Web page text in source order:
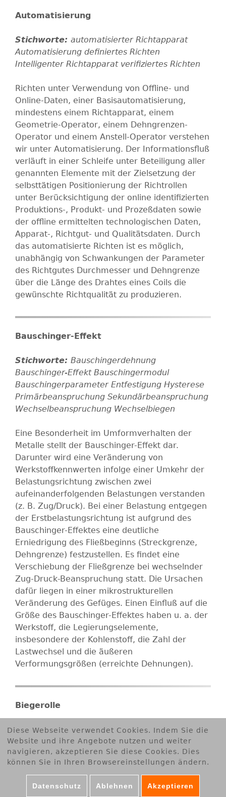
Automatisierung
automatisierter Richtapparat
Automatisierung definiertes Richten
Intelligenter Richtapparat verifiziertes Richten
Richten unter Verwendung von Offline- und
Online-Daten, einer Basisautomatisierung,
mindestens einem Richtapparat, einem
Geometrie-Operator, einem Dehngrenzen-
Operator und einem Anstell-Operator verstehen
wir unter Automatisierung. Der Informationsfluß
verläuft in einer Schleife unter Beteiligung aller
genannten Elemente mit der Zielsetzung der
selbsttätigen Positionierung der Richtrollen
unter Berücksichtigung der online identifizierten
Produktions-, Produkt- und Prozeßdaten sowie
der offline ermittelten technologischen Daten,
Apparat-, Richtgut- und Qualitätsdaten. Durch
das automatisierte Richten ist es möglich,
unabhängig von Schwankungen der Parameter
des Richtgutes Durchmesser und Dehngrenze
über die Länge des Drahtes eines Coils die
gewünschte Richtqualität zu produzieren.
Bauschinger-Effekt
Bauschingerdehnung
Bauschinger-Effekt Bauschingermodul
Bauschingerparameter Entfestigung Hysterese
Primärbeanspruchung Sekundärbeanspruchung
Wechselbeanspruchung Wechselbiegen
Eine Besonderheit im Umformverhalten der
Metalle stellt der Bauschinger-Effekt dar.
Darunter wird eine Veränderung von
Werkstoffkennwerten infolge einer Umkehr der
Belastungsrichtung zwischen zwei
aufeinanderfolgenden Belastungen verstanden
(z. B. Zug/Druck). Bei einer Belastung entgegen
der Erstbelastungsrichtung ist aufgrund des
Bauschinger-Effektes eine deutliche
Erniedrigung des Fließbeginns (Streckgrenze,
Dehngrenze) festzustellen. Es findet eine
Verschiebung der Fließgrenze bei wechselnder
Zug-Druck-Beanspruchung statt. Die Ursachen
dafür liegen in einer mikrostrukturellen
Veränderung des Gefüges. Einen Einfluß auf die
Größe des Bauschinger-Effektes haben u. a. der
Werkstoff, die Legierungselemente,
insbesondere der Kohlenstoff, die Zahl der
Lastwechsel und die äußeren
Verformungsgrößen (erreichte Dehnungen).
Biegerolle
biegewirksame Rolle
Biegerolle
Umschlingung
Als Biegerolle wird eine drehbare Rolle (Scheibe)
bezeichnet, bei deren teilweiser oder
vollständiger Umschlingung das Richtgut
Diese Webseite verwendet Cookies. Indem Sie die
Website und ihre Angebote nutzen und weiter
navigieren, akzeptieren Sie diese Cookies. Dies
können Sie in Ihren Browsereinstellungen ändern.
Datenschutz Ablehnen Akzeptieren